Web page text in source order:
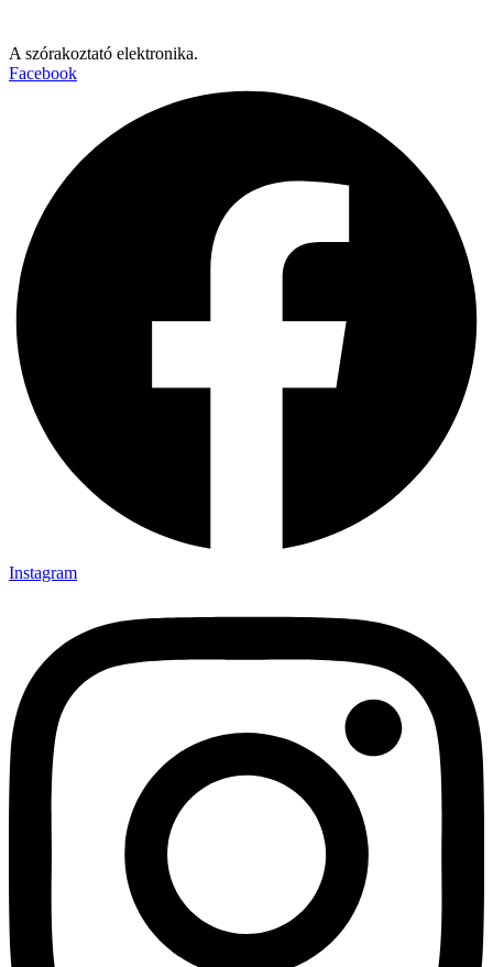
A szórakoztató elektronika.
Facebook
Instagram